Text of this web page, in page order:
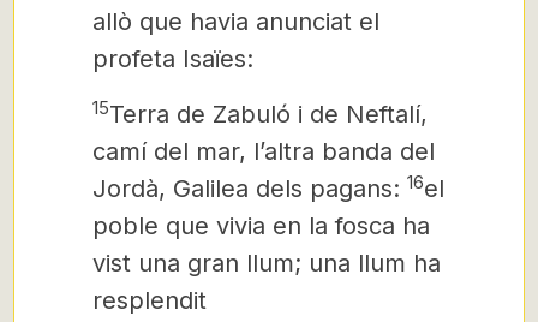
allò que havia anunciat el
profeta Isaïes:
15Terra de Zabuló i de Neftalí,
camí del mar, l’altra banda del
Jordà, Galilea dels pagans: 16el
poble que vivia en la fosca ha
vist una gran llum; una llum ha
resplendit